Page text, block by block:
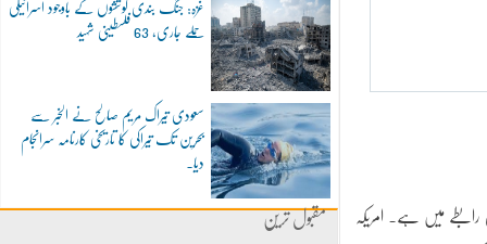
غزہ: جنگ بندی کوششوں کے باوجود اسرائیلی
حملے جاری، 63 فلسطینی شہید
سعودی تیراک مریم صالح نے الخبر سے
بحرین تک تیراکی کا تاریخی کارنامہ سرانجام
دیا۔
مقبول ترین رابطے میں ہے۔ امریکہ